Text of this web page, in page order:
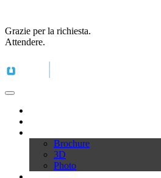
Grazie per la richiesta.
Attendere.
Brochure
3D
Photo